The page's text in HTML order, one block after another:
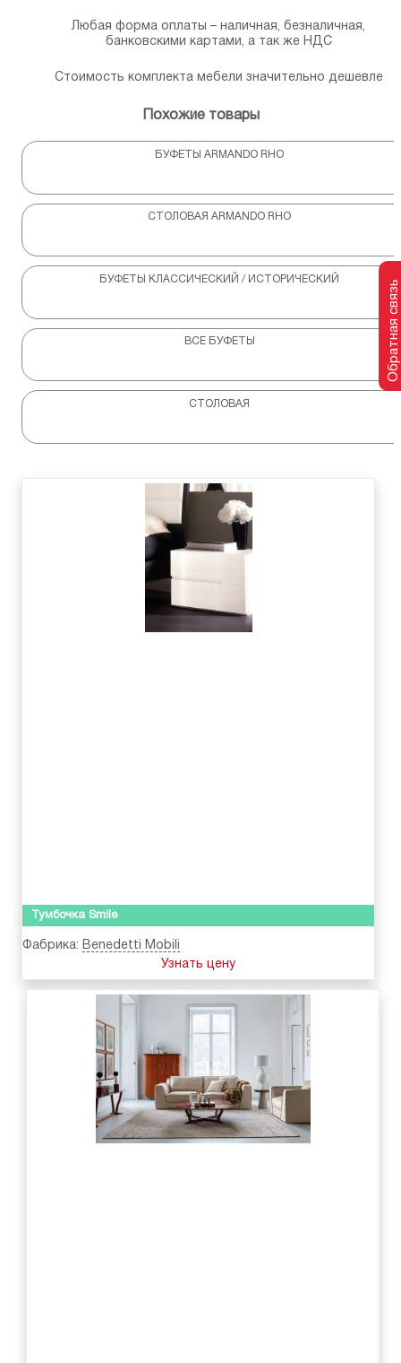
Любая форма оплаты – наличная, безналичная,
банковскими картами, а так же НДС
Стоимость комплекта мебели значительно дешевле
Похожие товары
БУФЕТЫ ARMANDO RHO
СТОЛОВАЯ ARMANDO RHO
БУФЕТЫ КЛАССИЧЕСКИЙ / ИСТОРИЧЕСКИЙ
ВСЕ БУФЕТЫ
СТОЛОВАЯ
Тумбочка Smile
Фабрика: Benedetti Mobili
Узнать цену
Обратная связь